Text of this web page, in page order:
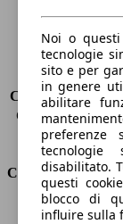
Carico
Porte
Sedili
Carico sul
Capacità di traino
Capacità di
Volume del
Consumi
Emissioni di
Noi o
tecnologie
sito e per
in genere
abilitare
tecnologie
disabilitato.
questi
blocco di
influire sulla